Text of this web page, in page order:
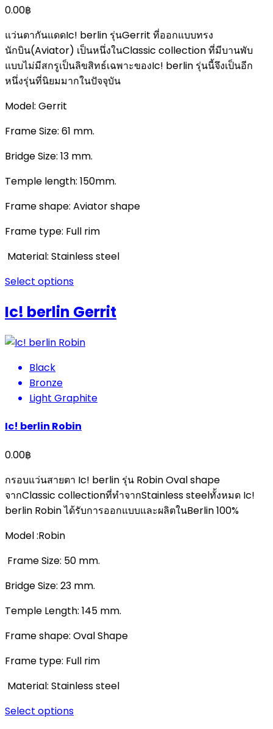
0.00฿
แว่นตากันแดดIc! berlin รุ่นGerrit ที่ออกแบบทรง
นักบิน(Aviator) เป็นหนึ่งในClassic collection ที่มีบานพับ
แบบไม่มีสกรูเป็นลิขสิทธ์เฉพาะของIc! berlin รุ่นนี้จึงเป็นอีก
หนึ่งรุ่นที่นิยมมากในปัจจุบัน
Model: Gerrit
Frame Size: 61 mm.
Bridge Size: 13 mm.
Temple length: 150mm.
Frame shape: Aviator shape
Frame type: Full rim
Material: Stainless steel
Select options
Ic! berlin Gerrit
Black
Bronze
Light Graphite
Ic! berlin Robin
0.00฿
กรอบแว่นสายตา Ic! berlin รุ่น Robin Oval shape
จากClassic collectionที่ทําจากStainless steelทั้งหมด Ic!
berlin Robin ได้รับการออกแบบและผลิตในBerlin 100%
Model :Robin
Frame Size: 50 mm.
Bridge Size: 23 mm.
Temple Length: 145 mm.
Frame shape: Oval Shape
Frame type: Full rim
Material: Stainless steel
Select options